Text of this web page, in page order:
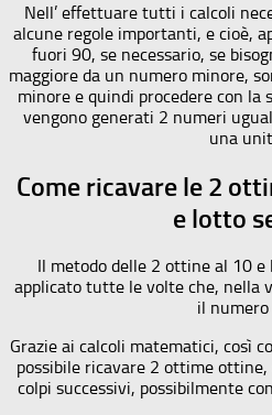
Nell’ effettuare tutti i calcoli
alcune regole importanti, e cioè,
fuori 90, se necessario, se
maggiore da un numero minore,
minore e quindi procedere con
vengono generati 2 numeri
una
Come ricavare le 2
e lotto
Il metodo delle 2 ottine al 10
applicato tutte le volte che, nella
il numero
Grazie ai calcoli matematici, così
possibile ricavare 2 ottime
colpi successivi, possibilmente